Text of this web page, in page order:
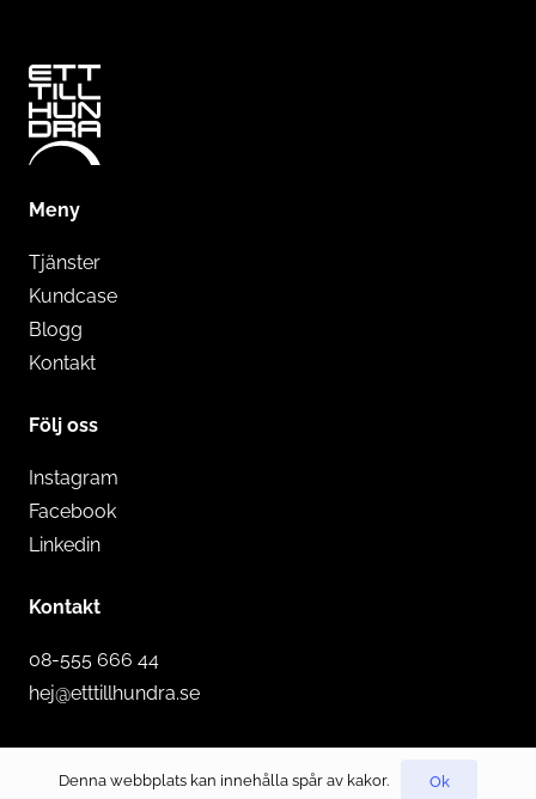
Meny
Tjänster
Kundcase
Blogg
Kontakt
Följ oss
Instagram
Facebook
Linkedin
Kontakt
08-555 666 44
hej@etttillhundra.se
© 2022 Ett till hundra AB med ensamrätt.
Denna webbplats kan innehålla spår av kakor. Ok